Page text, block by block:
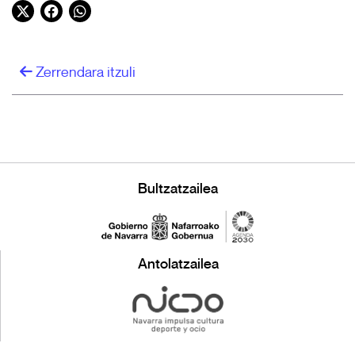
Twitter
Facebook
WhatsApp
Zerrendara itzuli
Bultzatzailea
Antolatzailea